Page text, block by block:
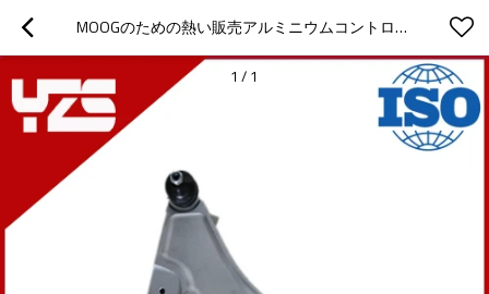
MOOGのための熱い販売アルミニウムコントロールアーム＃1315939599
1 / 1